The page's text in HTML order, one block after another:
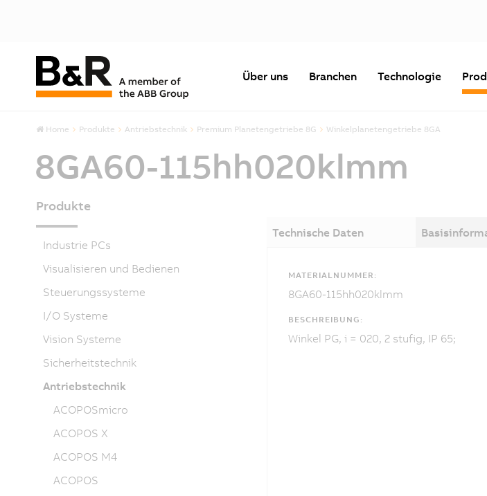
Über uns Branchen Technologie
Home Produkte Antriebstechnik Premium Planetengetriebe 8G Winkelplanetengetriebe 8GA
8GA60-115hh020klmm
Technische Daten
MATERIALNUMMER:
8GA60-115hh020klmm
BESCHREIBUNG:
Winkel PG, i = 020, 2 stufig, IP 65;
Produkte
Industrie PCs
Visualisieren und Bedienen
Steuerungssysteme
I/O Systeme
Vision Systeme
Sicherheitstechnik
Antriebstechnik
ACOPOSmicro
ACOPOS X
ACOPOS M4
ACOPOS